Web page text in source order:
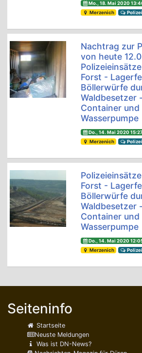
Mo., 18. Mai 2020
Merzenich
Polizei
Nachtrag zur
von heute
Forst -
Böllerwürfe
Waldbesetzer
Container
Wasserpumpe
Do., 14. Mai 2020
Merzenich
Polizei
Forst -
Böllerwürfe
Waldbesetzer
Container
Wasserpumpe
Do., 14. Mai 2020
Merzenich
Polizei
Seiteninfo
Startseite
Neuste Meldungen
Was ist DN-News?